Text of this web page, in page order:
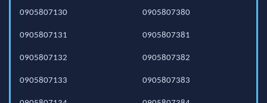
0905807130
0905807131
0905807132
0905807133
0905807380
0905807381
0905807382
0905807383